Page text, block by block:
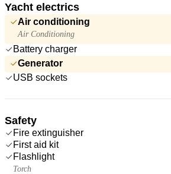
Yacht electrics
Air conditioning
Air Conditioning
Battery charger
Generator
USB sockets
Safety
Fire extinguisher
First aid kit
Flashlight
Torch